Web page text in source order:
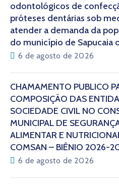
odontológicos de
próteses dentárias sob
atender a demanda da
do município de Sapucaia
6 de agosto de 2026
CHAMAMENTO PÚBLICO
COMPOSIÇÃO DAS
SOCIEDADE CIVIL NO
MUNICIPAL DE
ALIMENTAR E
COMSAN – BIÊNIO 2026-
6 de agosto de 2026